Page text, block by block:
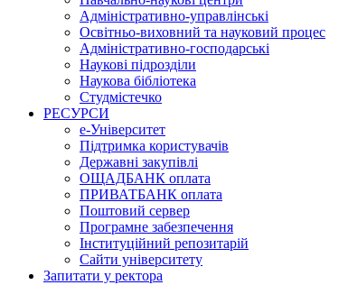
Адміністративно-управлінські
Освітньо-виховний та науковий процес
Адміністративно-господарські
Наукові підрозділи
Наукова бібліотека
Студмістечко
РЕСУРСИ
е-Університет
Підтримка користувачів
Державні закупівлі
ОЩАДБАНК оплата
ПРИВАТБАНК оплата
Поштовий сервер
Програмне забезпечення
Інституційний репозитарій
Сайти університету
Запитати у ректора